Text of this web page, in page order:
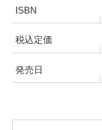
ISBN
税込定価
発売日